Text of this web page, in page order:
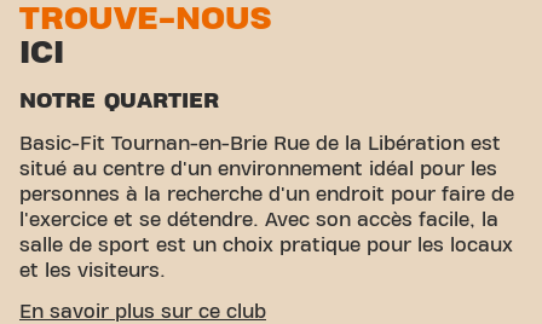
TROUVE-NOUS
ICI
NOTRE QUARTIER
Basic-Fit Tournan-en-Brie Rue de la Libération est
situé au centre d'un environnement idéal pour les
personnes à la recherche d'un endroit pour faire de
l'exercice et se détendre. Avec son accès facile, la
salle de sport est un choix pratique pour les locaux
et les visiteurs.
ACCESSIBILITÉ FACILE
En savoir plus sur ce club